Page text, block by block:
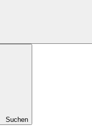
Suchen